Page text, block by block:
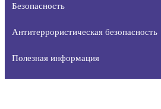
Безопасность
Антитеррористическая безопасность
Полезная информация